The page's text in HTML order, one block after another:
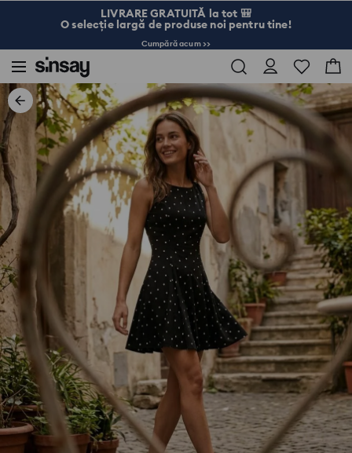
LIVRARE GRATUITĂ la tot 🎒
O selecție largă de produse noi pentru tine!
Cumpără acum >>